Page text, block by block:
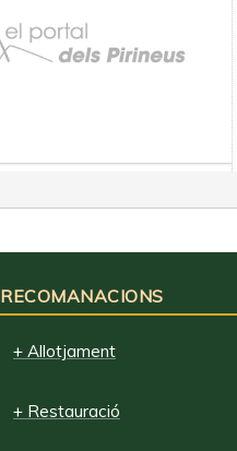
RECOMANACIONS
+ Allotjament
+ Restauració